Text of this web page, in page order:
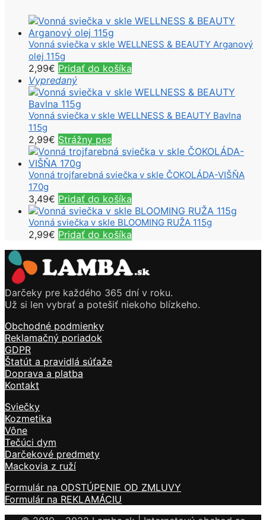
Vonná sviečka v skle WELLNESS & BEAUTY Arganový
olej 115g
2,99€ Pridať do košíka
Vypredaný
Vonná sviečka v skle WELLNESS & BEAUTY Bavlna
115g
2,99€ Strážny pes
Vonná trojfarebná sviečka v skle ČOKOLÁDA-VIŠŇA
170g
3,49€ Pridať do košíka
Vonná sviečka v skle BLOOMING RUŽA 115g
2,99€ Pridať do košíka
Darčeky pre každého 365 dní v roku.
Už si len vybrať a potešiť niekoho blízkeho.
Obchodné podmienky
Reklamačný poriadok
GDPR
Štatút a pravidlá súťaže
Doprava a platba
Kontakt
Sviečky
Kozmetika
Vône
Tečúci dym
Darčekové predmety
Mackovia z ruží
Formulár na ODSTÚPENIE OD ZMLUVY
Formulár na REKLAMÁCIU